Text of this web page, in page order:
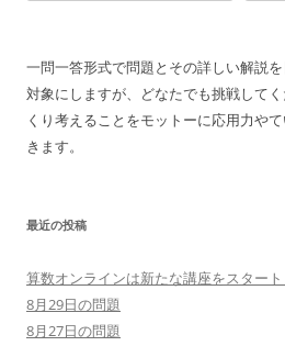
ョ
ン
一問一答形式で問題とその詳しい解説
対象にしますが、どなたでも挑戦して
くり考えることをモットーに応用力や
きます。
最近の投稿
算数オンラインは新たな講座をスタート
8月29日の問題
8月27日の問題